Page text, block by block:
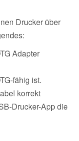
Drucker über
Adapter
fähig ist.
korrekt
Drucker-App die